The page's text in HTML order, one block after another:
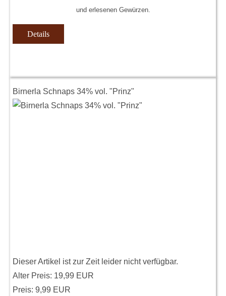
und erlesenen Gewürzen.
Details
Birnerla Schnaps 34% vol. "Prinz"
Dieser Artikel ist zur Zeit leider nicht verfügbar.
Alter Preis: 19,99 EUR
Preis: 9,99 EUR